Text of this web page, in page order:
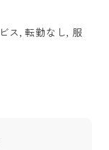
ス, 転勤なし, 服